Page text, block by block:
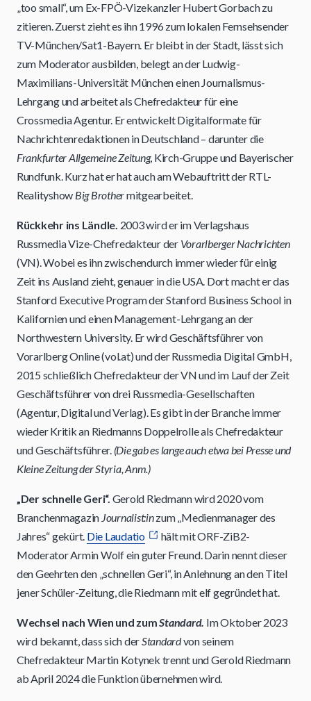
„too small“, um Ex-FPÖ-Vizekanzler Hubert Gorbach zu
zitieren. Zuerst zieht es ihn 1996 zum lokalen Fernsehsender
TV-München/Sat1-Bayern. Er bleibt in der Stadt, lässt sich
zum Moderator ausbilden, belegt an der Ludwig-
Maximilians-Universität München einen Journalismus-
Lehrgang und arbeitet als Chefredakteur für eine
Crossmedia Agentur. Er entwickelt Digitalformate für
Nachrichtenredaktionen in Deutschland – darunter die
Frankfurter Allgemeine Zeitung, Kirch-Gruppe und Bayerischer
Rundfunk. Kurz hat er hat auch am Webauftritt der RTL-
Realityshow Big Brothermitgearbeitet.
Rückkehr ins Ländle. 2003 wird er im Verlagshaus
Russmedia Vize-Chefredakteur der Vorarlberger Nachrichten
(VN). Wobei es ihn zwischendurch immer wieder für einig
Zeit ins Ausland zieht, genauer in die USA. Dort macht er das
Stanford Executive Program der Stanford Business School in
Kalifornien und einen Management-Lehrgang an der
Northwestern University. Er wird Geschäftsführer von
Vorarlberg Online (vol.at) und der Russmedia Digital GmbH,
2015 schließlich Chefredakteur der VN und im Lauf der Zeit
Geschäftsführer von drei Russmedia-Gesellschaften
(Agentur, Digital und Verlag). Es gibt in der Branche immer
wieder Kritik an Riedmanns Doppelrolle als Chefredakteur
und Geschäftsführer. (Die gab es lange auch etwa bei Presse und
Kleine Zeitung der Styria, Anm.)
„Der schnelle Geri“. Gerold Riedmann wird 2020 vom
Branchenmagazin Journalist:inzum „Medienmanager des
Jahres“ gekürt. Die Laudatio
hält mit ORF-ZiB2-
Moderator Armin Wolf ein guter Freund. Darin nennt dieser
den Geehrten den „schnellen Geri“, in Anlehnung an den Titel
jener Schüler-Zeitung, die Riedmann mit elf gegründet hat.
Wechsel nach Wien und zumStandard. Im Oktober 2023
wird bekannt, dass sich derStandardvon seinem
Chefredakteur Martin Kotynek trennt und Gerold Riedmann
ab April 2024 die Funktion übernehmen wird.